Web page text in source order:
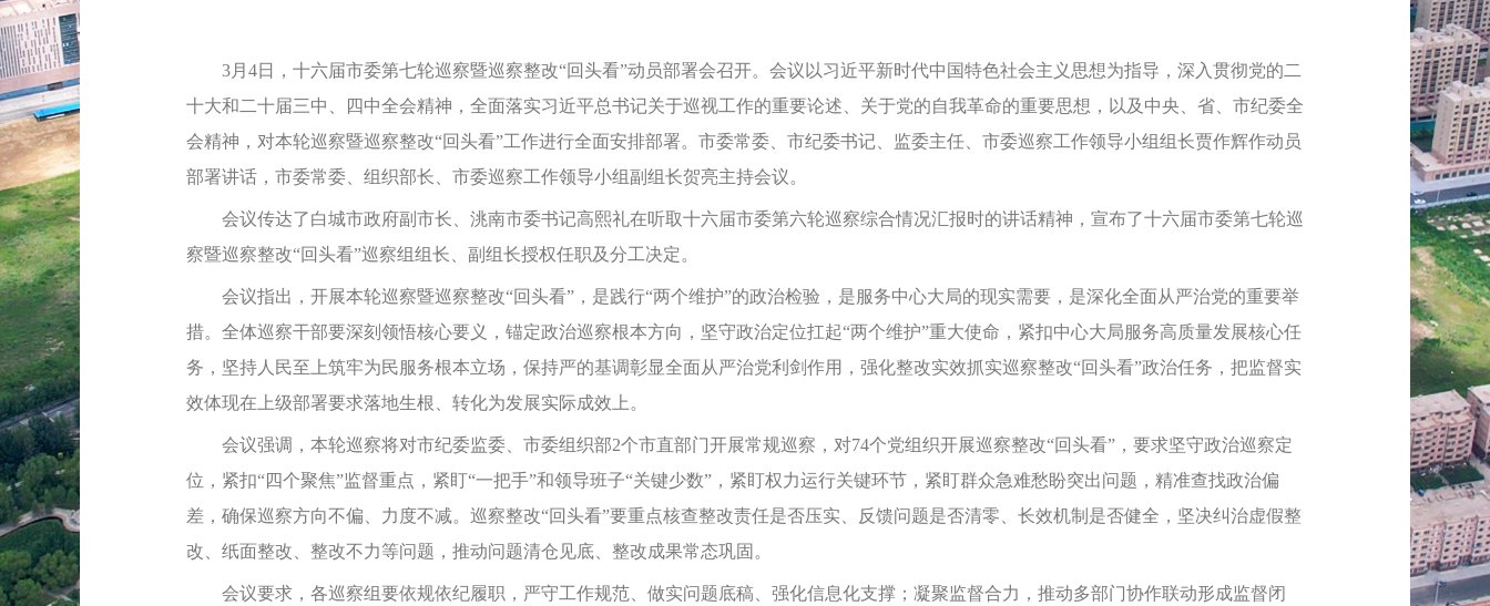
3月4日，十六届市委第七轮巡察暨巡察整改“回头看”动员部署会召开。会议以习近平新时代中国特色社会主义思想为指导，深入贯彻党的二
十大和二十届三中、四中全会精神，全面落实习近平总书记关于巡视工作的重要论述、关于党的自我革命的重要思想，以及中央、省、市纪委全
会精神，对本轮巡察暨巡察整改“回头看”工作进行全面安排部署。市委常委、市纪委书记、监委主任、市委巡察工作领导小组组长贾作辉作动员
部署讲话，市委常委、组织部长、市委巡察工作领导小组副组长贺亮主持会议。
会议传达了白城市政府副市长、洮南市委书记高熙礼在听取十六届市委第六轮巡察综合情况汇报时的讲话精神，宣布了十六届市委第七轮巡
察暨巡察整改“回头看”巡察组组长、副组长授权任职及分工决定。
会议指出，开展本轮巡察暨巡察整改“回头看”，是践行“两个维护”的政治检验，是服务中心大局的现实需要，是深化全面从严治党的重要举
措。全体巡察干部要深刻领悟核心要义，锚定政治巡察根本方向，坚守政治定位扛起“两个维护”重大使命，紧扣中心大局服务高质量发展核心任
务，坚持人民至上筑牢为民服务根本立场，保持严的基调彰显全面从严治党利剑作用，强化整改实效抓实巡察整改“回头看”政治任务，把监督实
效体现在上级部署要求落地生根、转化为发展实际成效上。
会议强调，本轮巡察将对市纪委监委、市委组织部2个市直部门开展常规巡察，对74个党组织开展巡察整改“回头看”，要求坚守政治巡察定
位，紧扣“四个聚焦”监督重点，紧盯“一把手”和领导班子“关键少数”，紧盯权力运行关键环节，紧盯群众急难愁盼突出问题，精准查找政治偏
差，确保巡察方向不偏、力度不减。巡察整改“回头看”要重点核查整改责任是否压实、反馈问题是否清零、长效机制是否健全，坚决纠治虚假整
改、纸面整改、整改不力等问题，推动问题清仓见底、整改成果常态巩固。
会议要求，各巡察组要依规依纪履职，严守工作规范、做实问题底稿、强化信息化支撑；凝聚监督合力，推动多部门协作联动形成监督闭